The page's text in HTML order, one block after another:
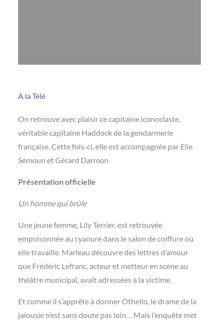
A la Télé
On retrouve avec plaisir ce capitaine iconoclaste,
véritable capitaine Haddock de la gendarmerie
française. Cette fois-ci, elle est accompagnée par Elie
Sémoun et Gérard Darmon
Présentation officielle
Un homme qui brûle
Une jeune femme, Lily Terrier, est retrouvée
empoisonnée au cyanure dans le salon de coiffure où
elle travaille. Marleau découvre des lettres d’amour
que Frédéric Lefranc, acteur et metteur en scène au
théâtre municipal, avait adressées à la victime.
Et comme il s’apprête à donner Othello, le drame de la
jalousie n’est sans doute pas loin… Mais l’enquête met